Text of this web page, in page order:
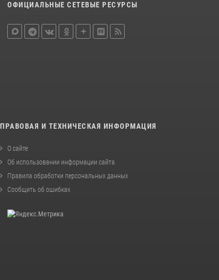
ОФИЦИАЛЬНЫЕ СЕТЕВЫЕ РЕСУРСЫ
ПРАВОВАЯ И ТЕХНИЧЕСКАЯ ИНФОРМАЦИЯ
О сайте
Об использовании информации сайта
Правила обработки персональных данных
Сообщить об ошибках